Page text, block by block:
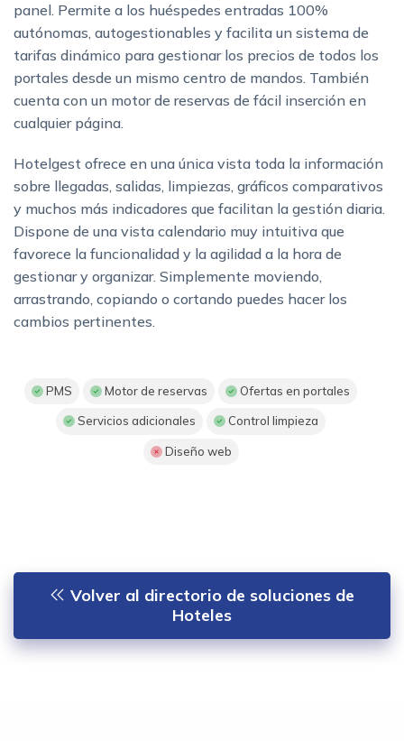
panel. Permite a los huéspedes entradas 100%
autónomas, autogestionables y facilita un sistema de
tarifas dinámico para gestionar los precios de todos los
portales desde un mismo centro de mandos. También
cuenta con un motor de reservas de fácil inserción en
cualquier página.
Hotelgest ofrece en una única vista toda la información
sobre llegadas, salidas, limpiezas, gráficos comparativos
y muchos más indicadores que facilitan la gestión diaria.
Dispone de una vista calendario muy intuitiva que
favorece la funcionalidad y la agilidad a la hora de
gestionar y organizar. Simplemente moviendo,
arrastrando, copiando o cortando puedes hacer los
cambios pertinentes.
PMS Motor de reservas Ofertas en portales
Servicios adicionales Control limpieza
Diseño web
Volver al directorio de soluciones de
Hoteles